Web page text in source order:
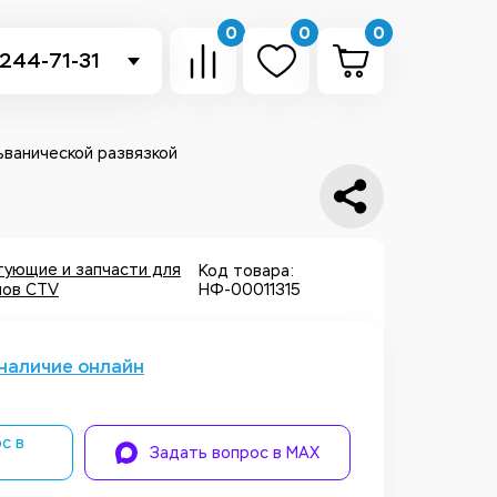
71-31
Telegram
0 0 0
развязкой
и запчасти для
CTV
Код товара:
НФ-00011315
онлайн
в Задать вопрос в MAX